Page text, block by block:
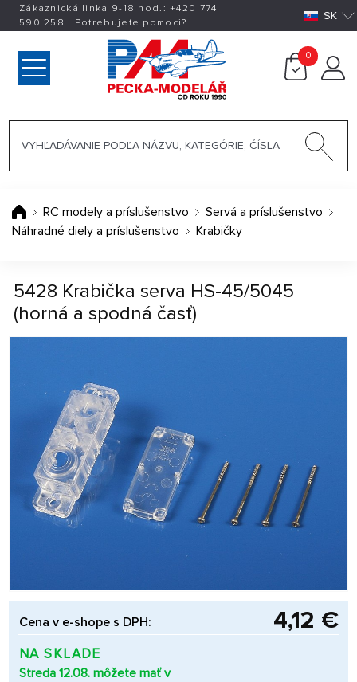
Zákaznická linka 9-18 hod.:+420 774
590 258 | Potrebujete pomoci? SK
0
RC modely a príslušenstvo
Servá a príslušenstvo
Náhradné diely a príslušenstvo
Krabičky
5428 Krabička serva HS-45/5045
(horná a spodná časť)
Cena v e-shope s DPH: 4,12 €
NA SKLADE
Streda 12.08. môžete mať v